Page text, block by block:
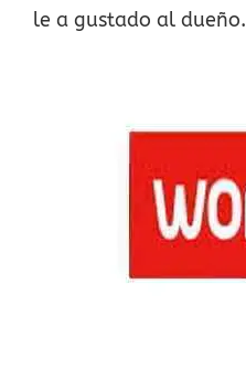
le a gustado al dueño.